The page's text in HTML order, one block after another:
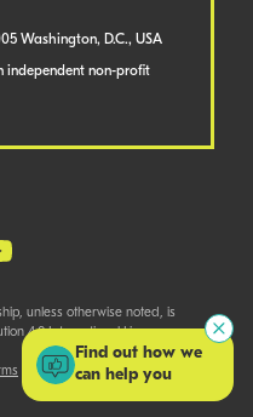
Washington, D.C., USA
independent non-profit
unless otherwise noted, is
4.0 International License.
Find out how we
can help you